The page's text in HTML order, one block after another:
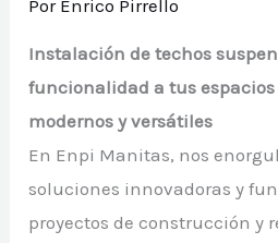
Por Enrico Pirrello
Instalación de techos
funcionalidad a tus
modernos y versátiles
En Enpi Manitas, nos
soluciones innovadoras y
proyectos de construcción y